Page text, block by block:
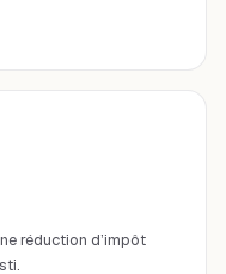
réduction d’impôt